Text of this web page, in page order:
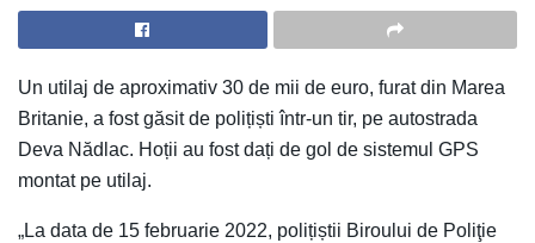
Un utilaj de aproximativ 30 de mii de euro, furat din Marea
Britanie, a fost găsit de polițiști într-un tir, pe autostrada
Deva Nădlac. Hoții au fost dați de gol de sistemul GPS
montat pe utilaj.
„La data de 15 februarie 2022, polițiștii Biroului de Poliţie